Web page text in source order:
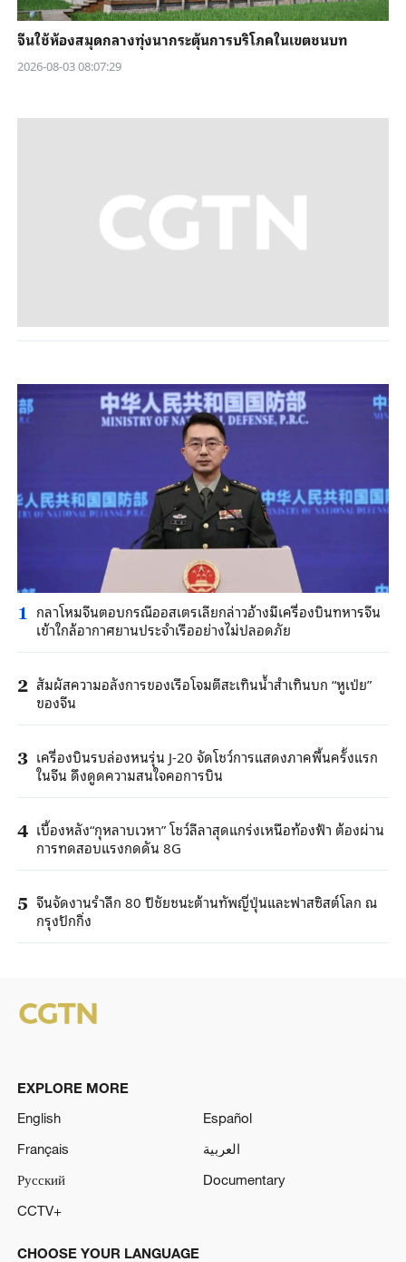
จีนใช้ห้องสมุดกลางทุ่งนากระตุ้นการบริโภคในเขตชนบท
2026-08-03 08:07:29
1 กลาโหมจีนตอบกรณีออสเตรเลียกล่าวอ้างมีเครื่องบินทหารจีน
เข้าใกล้อากาศยานประจำเรืออย่างไม่ปลอดภัย
2 สัมผัสความอลังการของเรือโจมตีสะเทินน้ำสำเทินบก “หูเป่ย”
ของจีน
3 เครื่องบินรบล่องหนรุ่น J-20 จัดโชว์การแสดงภาคพื้นครั้งแรก
ในจีน ดึงดูดความสนใจคอการบิน
4 เบื้องหลัง“กุหลาบเวหา” โชว์ลีลาสุดแกร่งเหนือท้องฟ้า ต้องผ่าน
การทดสอบแรงกดดัน 8G
5 จีนจัดงานรำลึก 80 ปีชัยชนะต้านทัพญี่ปุ่นและฟาสซิสต์โลก ณ
กรุงปักกิ่ง
EXPLORE MORE
English
Español
Français
العربية
Русский
Documentary
CCTV+
CHOOSE YOUR LANGUAGE